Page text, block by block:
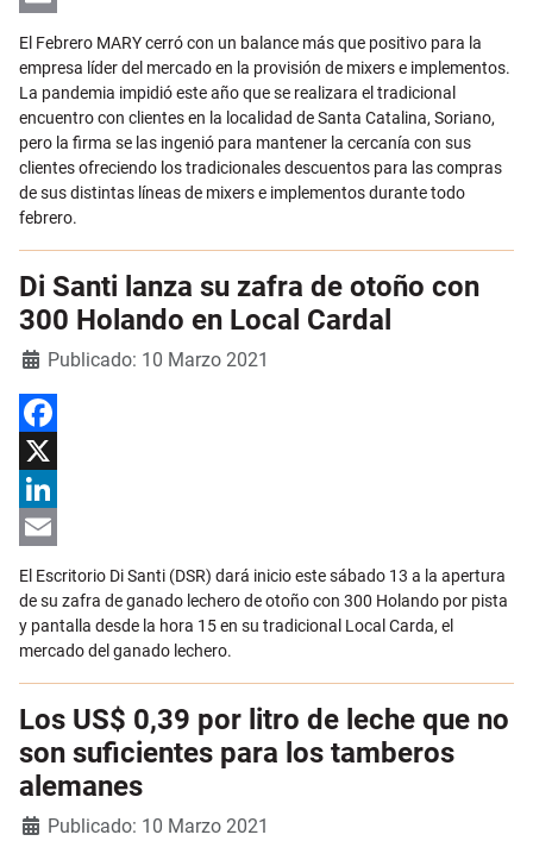
Email
El Febrero MARY cerró con un balance más que positivo para la
empresa líder del mercado en la provisión de mixers e implementos.
La pandemia impidió este año que se realizara el tradicional
encuentro con clientes en la localidad de Santa Catalina, Soriano,
pero la firma se las ingenió para mantener la cercanía con sus
clientes ofreciendo los tradicionales descuentos para las compras
de sus distintas líneas de mixers e implementos durante todo
febrero.
Di Santi lanza su zafra de otoño con
300 Holando en Local Cardal
DetallesPublicado: 10 Marzo 2021
Facebook
X
LinkedIn
Email
El Escritorio Di Santi (DSR) dará inicio este sábado 13 a la apertura
de su zafra de ganado lechero de otoño con 300 Holando por pista
y pantalla desde la hora 15 en su tradicional Local Carda, el
mercado del ganado lechero.
Los US$ 0,39 por litro de leche que no
son suficientes para los tamberos
alemanes
DetallesPublicado: 10 Marzo 2021